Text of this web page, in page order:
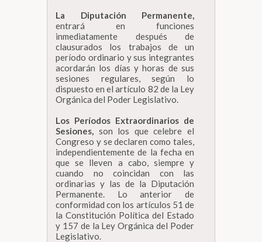
La Diputación Permanente,
entrará en funciones
inmediatamente después de
clausurados los trabajos de un
período ordinario y sus integrantes
acordarán los días y horas de sus
sesiones regulares, según lo
dispuesto en el artículo 82 de la Ley
Orgánica del Poder Legislativo.
Los Períodos Extraordinarios de
Sesiones, son los que celebre el
Congreso y se declaren como tales,
independientemente de la fecha en
que se lleven a cabo, siempre y
cuando no coincidan con las
ordinarias y las de la Diputación
Permanente. Lo anterior de
conformidad con los artículos 51 de
la Constitución Política del Estado
y 157 de la Ley Orgánica del Poder
Legislativo.